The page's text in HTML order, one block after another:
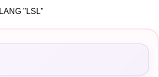
"LSL"